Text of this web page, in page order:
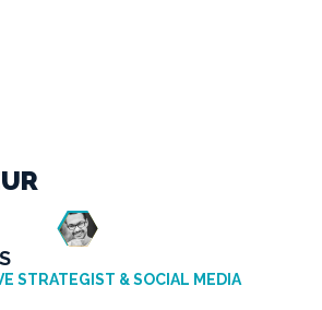
STRATEGIST & SOCIAL MEDIA